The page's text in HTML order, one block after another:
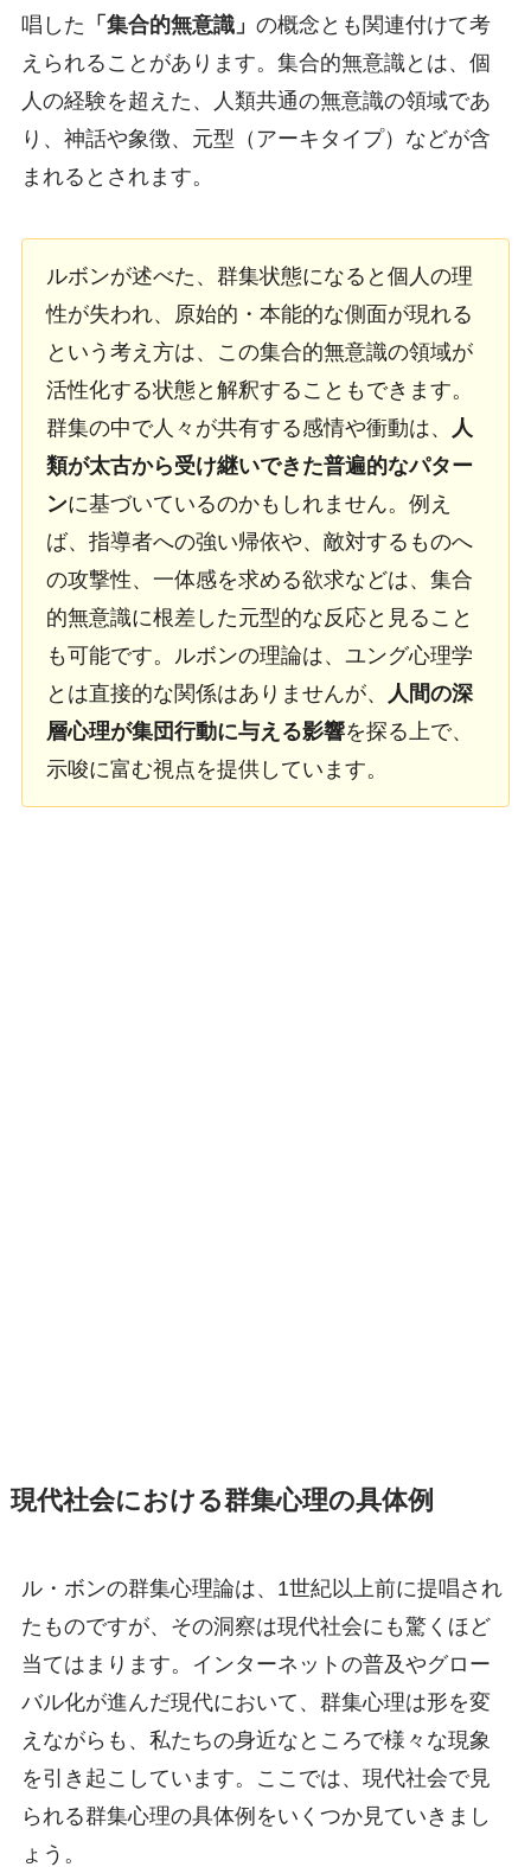
唱した 「集合的無意識」 の概念とも関連付けて考
えられることがあります。集合的無意識とは、個
人の経験を超えた、人類共通の無意識の領域であ
り、神話や象徴、元型（アーキタイプ）などが含
まれるとされます。
ルボンが述べた、群集状態になると個人の理
性が失われ、原始的・本能的な側面が現れる
という考え方は、この集合的無意識の領域が
活性化する状態と解釈することもできます。
群集の中で人々が共有する感情や衝動は、
人
類が太古から受け継いできた普遍的なパター
ンに基づいているのかもしれません。例え
ば、指導者への強い帰依や、敵対するものへ
の攻撃性、一体感を求める欲求などは、集合
的無意識に根差した元型的な反応と見ること
も可能です。ルボンの理論は、ユング心理学
とは直接的な関係はありませんが、
人間の深
層心理が集団行動に与える影響を探る上で、
示唆に富む視点を提供しています。
現代社会における群集心理の具体例
ル・ボンの群集心理論は、1世紀以上前に提唱され
たものですが、その洞察は現代社会にも驚くほど
当てはまります。インターネットの普及やグロー
バル化が進んだ現代において、群集心理は形を変
えながらも、私たちの身近なところで様々な現象
を引き起こしています。ここでは、現代社会で見
られる群集心理の具体例をいくつか見ていきまし
ょう。